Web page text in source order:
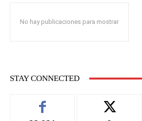
No hay publicaciones para mostrar
STAY CONNECTED